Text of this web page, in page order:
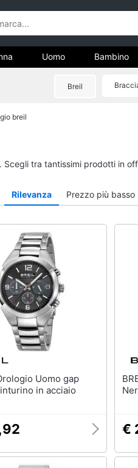
elettronica
da vista
da sole
Uomo Bambino
Breil
breil
Scegli tra tantissimi prodotti in
Rilevanza Prezzo più basso
in acciaio
BREIL -
€